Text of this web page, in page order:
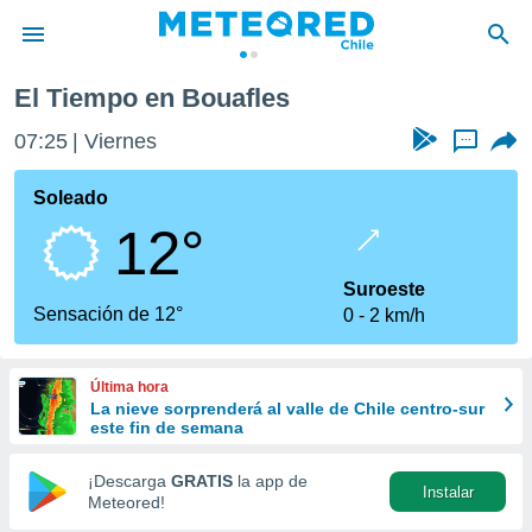
de
por
que se
calidad.
a este
las
y
forma
digital
basada
El Tiempo en Bouafles
07:25 Viernes ...
Soleado
12°
Sensación de 12°
Suroeste
0
2 km/h
Última hora
La nieve sorprenderá al valle de Chile centro-sur
este fin de semana
¡Descarga GRATIS la app de
Meteored!
Instalar